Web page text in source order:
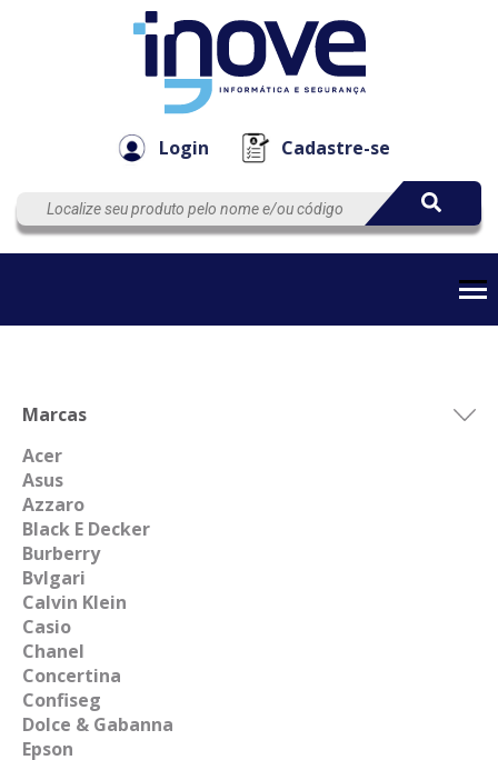
Login Cadastre-se
EmpresaAutomação
Marcas
Acer
Asus
Azzaro
Black E Decker
Burberry
Bvlgari
Calvin Klein
Casio
Chanel
Concertina
Confiseg
Dolce & Gabanna
Epson